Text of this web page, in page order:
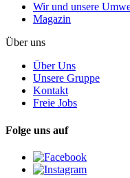
Wir und unsere
Magazin
Über uns
Über Uns
Unsere Gruppe
Kontakt
Freie Jobs
Folge uns auf